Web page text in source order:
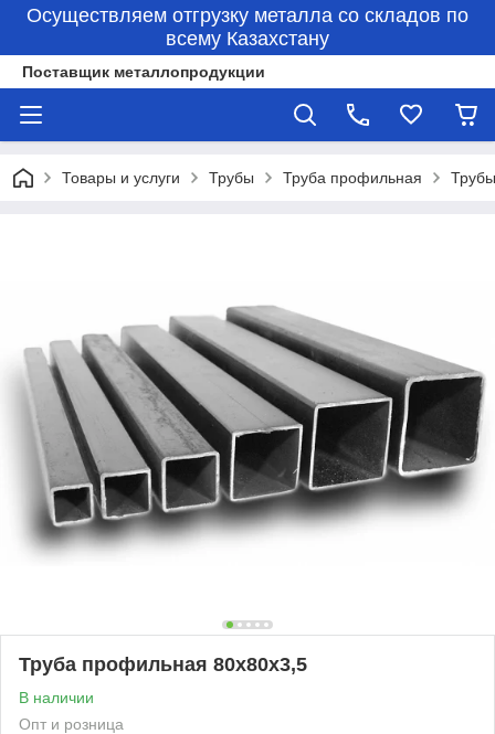
Осуществляем отгрузку металла со складов по
всему Казахстану
Поставщик металлопродукции
Товары и услуги Трубы Труба профильная
Труба профильная 80х80х3,5
В наличии
Опт и розница